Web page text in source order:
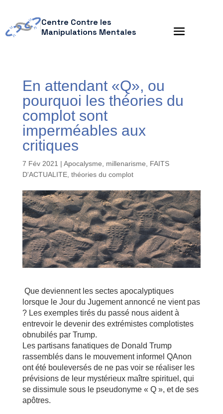
Centre Contre les
Manipulations Mentales
En attendant «Q», ou
pourquoi les théories du
complot sont
imperméables aux
critiques
7 Fév 2021 | Apocalysme, millenarisme
FAITS
D'ACTUALITE, théories du complot
Que deviennent les sectes apocalyptiques
lorsque le Jour du Jugement annoncé ne vient pas
? Les exemples tirés du passé nous aident à
entrevoir le devenir des extrémistes complotistes
obnubilés par Trump.
Les partisans fanatiques de Donald Trump
rassemblés dans le mouvement informel QAnon
ont été bouleversés de ne pas voir se réaliser les
prévisions de leur mystérieux maître spirituel, qui
se dissimule sous le pseudonyme « Q », et de ses
apôtres.